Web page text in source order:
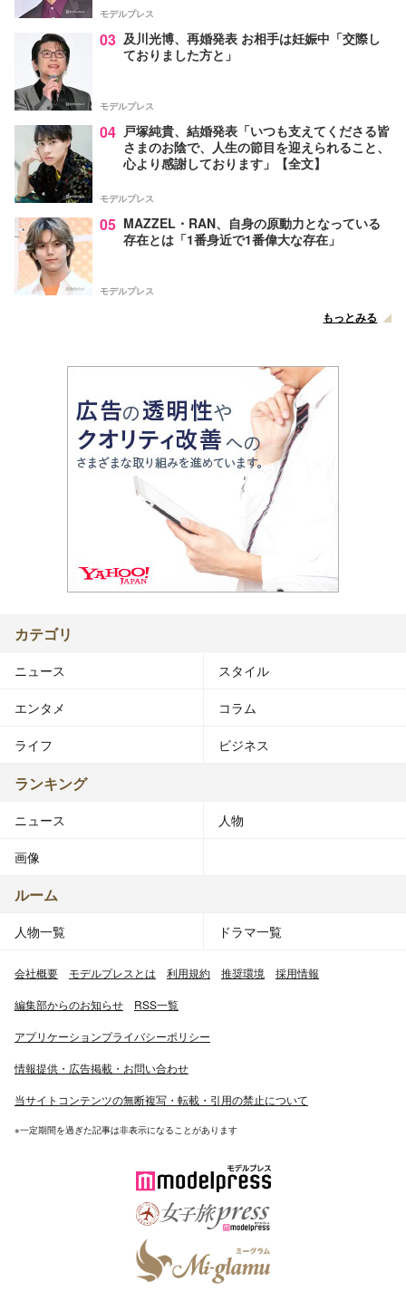
モデルプレス
03 及川光博、再婚発表 お相手は妊娠中「交際し
ておりました方と」
モデルプレス
04 戸塚純貴、結婚発表「いつも支えてくださる皆
さまのお陰で、人生の節目を迎えられること、
心より感謝しております」【全文】
モデルプレス
05 MAZZEL・RAN、自身の原動力となっている
存在とは「1番身近で1番偉大な存在」
モデルプレス
もっとみる
カテゴリ
ニュース スタイル
エンタメ コラム
ライフ ビジネス
ランキング
ニュース 人物
画像
ルーム
人物一覧 ドラマ一覧
会社概要 モデルプレスとは 利用規約 推奨環境 採用情報
編集部からのお知らせ RSS一覧
アプリケーションプライバシーポリシー
情報提供・広告掲載・お問い合わせ
当サイトコンテンツの無断複写・転載・引用の禁止について
※一定期間を過ぎた記事は非表示になることがあります